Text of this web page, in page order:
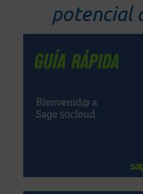
potencial